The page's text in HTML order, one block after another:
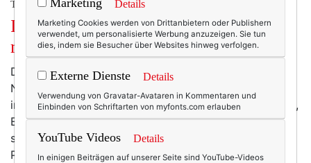
TEXTERELLA PERSÖNLICH.
It’s our choice: Warum wir nicht
machtlos sind.
Der letzte Mittwoch begann wie viele andere Tage.
Nach dem Klingeln meines Handyweckers las ich noch
im Bett die ersten Eilmeldungen (irgendwas mit Trump,
Extremwinter in der Ukraine, weniger Sozialstaat …),
scrollte mich durch Instagram (Auswirkung von
Plastikmüll auf unsere Gesundheit, immer weniger
Marketing Details
Marketing Cookies werden von Drittanbietern oder Publishern
verwendet, um personalisierte Werbung anzuzeigen. Sie tun
dies, indem sie Besucher über Websites hinweg verfolgen.
Externe Dienste Details
Verwendung von Gravatar-Avataren in Kommentaren und
Einbinden von Schriftarten von myfonts.com erlauben
YouTube Videos Details
In einigen Beiträgen auf unserer Seite sind YouTube-Videos